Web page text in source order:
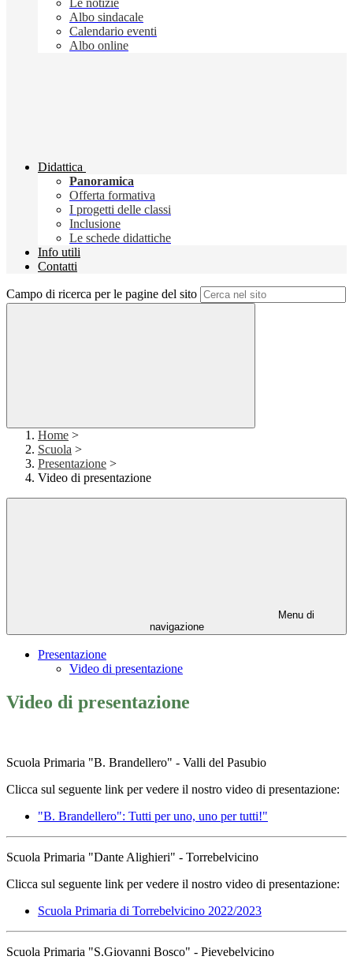
Le notizie
Albo sindacale
Calendario eventi
Albo online
Didattica
Panoramica
Offerta formativa
I progetti delle classi
Inclusione
Le schede didattiche
Info utili
Contatti
Campo di ricerca per le pagine del sito
Home >
Scuola >
Presentazione >
Video di presentazione
Menu di
navigazione
Presentazione
Video di presentazione
Video di presentazione
Scuola Primaria "B. Brandellero" - Valli del Pasubio
Clicca sul seguente link per vedere il nostro video di presentazione:
"B. Brandellero": Tutti per uno, uno per tutti!"
Scuola Primaria "Dante Alighieri" - Torrebelvicino
Clicca sul seguente link per vedere il nostro video di presentazione:
Scuola Primaria di Torrebelvicino 2022/2023
Scuola Primaria "S.Giovanni Bosco" - Pievebelvicino